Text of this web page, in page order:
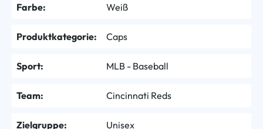
Farbe: Weiß
Produktkategorie: Caps
Sport: MLB - Baseball
Team: Cincinnati Reds
Zielgruppe: Unisex